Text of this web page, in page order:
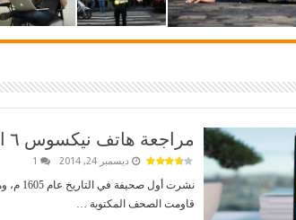
مراجعة هاتف نيكسوس ٦ الجديد
ديسمبر 24, 2014 1
نشرت أول
قاومت الصحف المكتوبة …